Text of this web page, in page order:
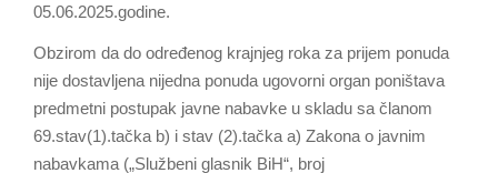
05.06.2025.godine.
Obzirom da do određenog krajnjeg roka za prijem ponuda
nije dostavljena nijedna ponuda ugovorni organ poništava
predmetni postupak javne nabavke u skladu sa članom
69.stav(1).tačka b) i stav (2).tačka a) Zakona o javnim
nabavkama („Službeni glasnik BiH“, broj